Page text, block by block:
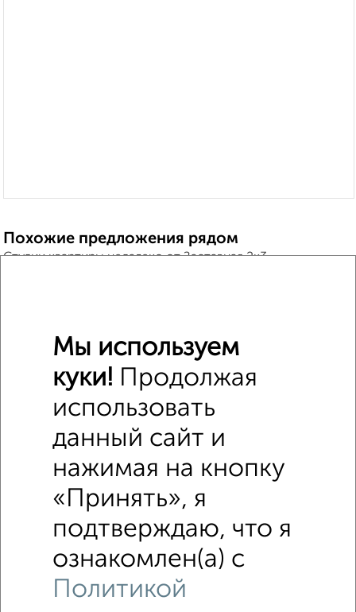
Похожие предложения рядом
Студии квартиры недалеко от Заставная 2к3
Рядом, с меньшей ценой
Мы используем
куки! Продолжая
использовать
данный сайт и
нажимая на кнопку
«Принять», я
подтверждаю, что я
ознакомлен(а) с
Политикой